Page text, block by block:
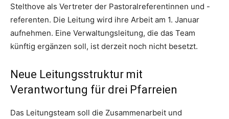
Stelthove als Vertreter der Pastoralreferentinnen und -
referenten. Die Leitung wird ihre Arbeit am 1. Januar
aufnehmen. Eine Verwaltungsleitung, die das Team
künftig ergänzen soll, ist derzeit noch nicht besetzt.
Neue Leitungsstruktur mit
Verantwortung für drei Pfarreien
Das Leitungsteam soll die Zusammenarbeit und